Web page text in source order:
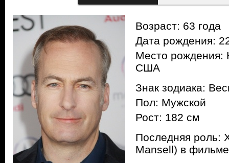
Возраст: 63 года
Дата рождения:
Место рождения:
США
Знак зодиака:
Пол: Мужской
Рост: 182 см
Последняя роль:
Mansell) в